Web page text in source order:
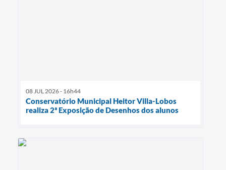
08 JUL 2026 - 16h44
Conservatório Municipal Heitor Villa-Lobos
realiza 2ª Exposição de Desenhos dos alunos